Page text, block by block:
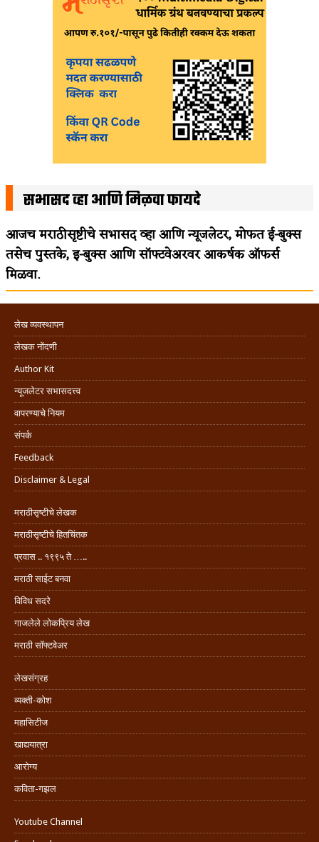
सभासद व्हा आणि मिळवा फायदे
आजच मराठीसृष्टीचे सभासद व्हा आणि न्यूजलेटर, मोफत ई-बुक्स
तसेच पुस्तके, इ-बुक्स आणि सॉफ्टवेअरवर आकर्षक ऑफर्स
मिळवा.
लेख व्यवस्थापन
लेखक नोंदणी
Author Kit
न्यूजलेटर सभासदत्त्व
वापरण्याचे नियम
संपर्क
Feedback
Disclaimer & Legal
मराठीसृष्टीचे लेखक
मराठीसृष्टीचे हितचिंतक
प्रवास .. १९९५ ते …..
मराठी साईट बनवा
विविध सदरे
गाजलेले लोकप्रिय लेख
मराठी सॉफ्टवेअर
लेखसंग्रह
व्यक्ती-कोश
महासिटीज
खाद्ययात्रा
आरोग्य
कविता-गझल
Youtube Channel